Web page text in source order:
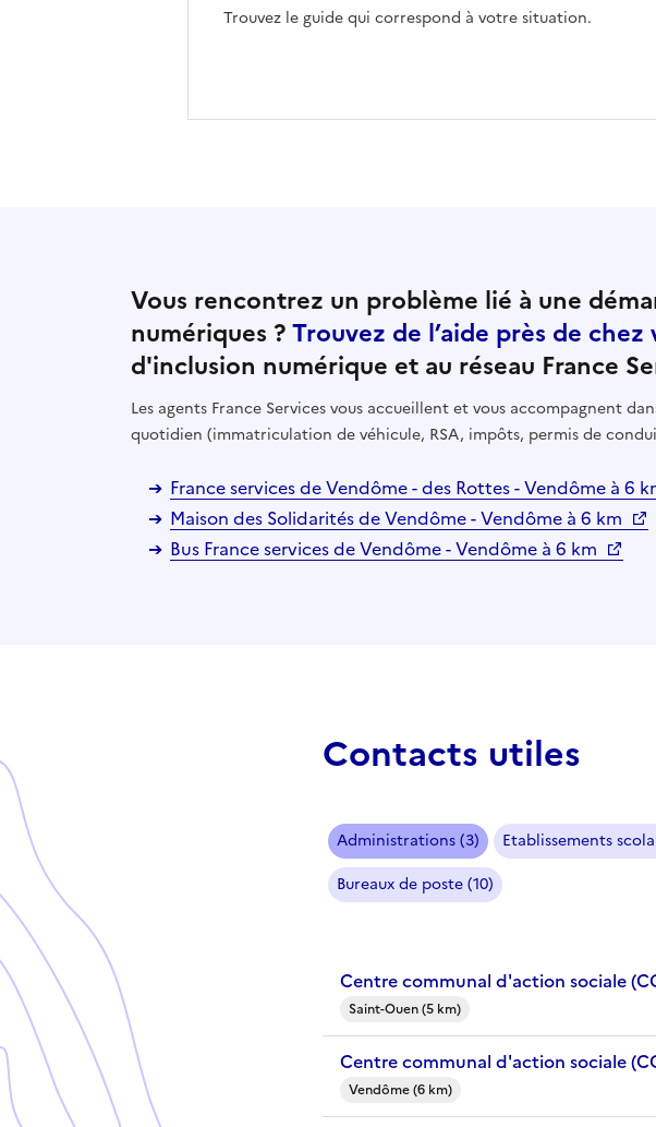
Trouvez le guide qui correspond à votre situation.
Vous rencontrez un problème lié à une
numériques ?Trouvez de l’aide près de chez
d'inclusion numérique et au réseau France
Les agents France Services vous accueillent et vous accompagnent
quotidien (immatriculation de véhicule, RSA, impôts, permis de
France services de Vendôme - des Rottes - Vendôme à 6
Maison des Solidarités de Vendôme - Vendôme à 6 km
Bus France services de Vendôme - Vendôme à 6 km
Contacts utiles
Administrations (3) Etablissements
Bureaux de poste (10)
Centre communal d'action sociale
Saint-Ouen (5 km)
Centre communal d'action sociale
Vendôme (6 km)